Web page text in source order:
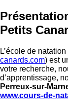
Petits
L’école de natation
canards.com) est
votre recherche,
d’apprentissage,
Perreux-sur-
www.cours-de-